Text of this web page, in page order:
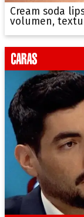
Cream soda
volumen,